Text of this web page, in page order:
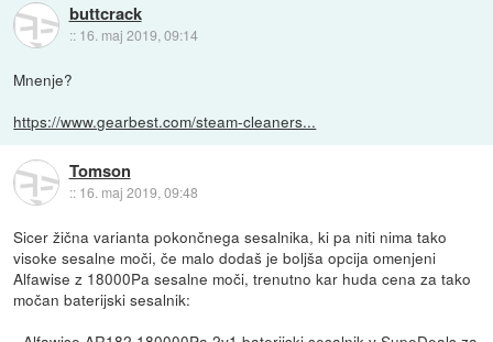
buttcrack
:: 16. maj 2019, 09:14
Mnenje?
https://www.gearbest.com/steam-cleaners...
Tomson
:: 16. maj 2019, 09:48
Sicer žična varianta pokončnega sesalnika, ki pa niti nima tako
visoke sesalne moči, če malo dodaš je boljša opcija omenjeni
Alfawise z 18000Pa sesalne moči, trenutno kar huda cena za tako
močan baterijski sesalnik: